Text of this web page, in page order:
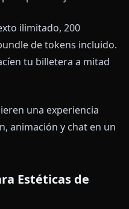
ilimitado, 200
de tokens incluido.
tu billetera a mitad
una experiencia
animación y chat en un
Estéticas de